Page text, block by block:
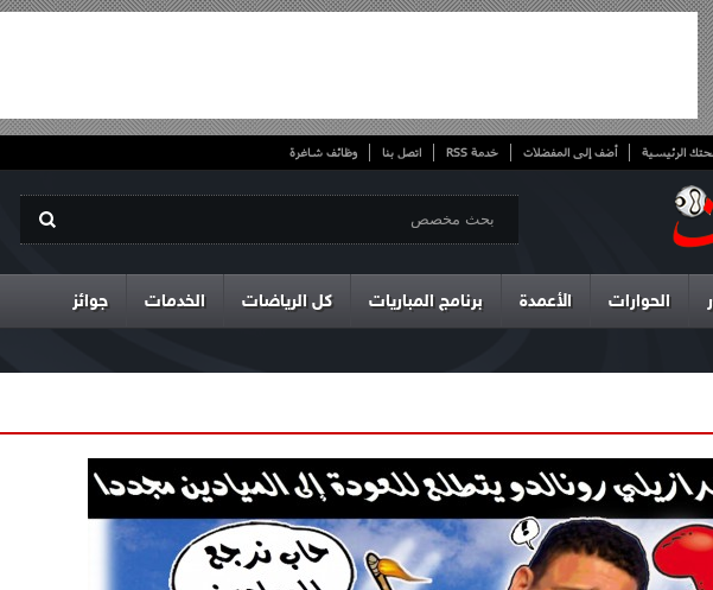
الرئيسية أضف إلى المفضلات خدمة RSS اتصل بنا وظائف شاغرة
الحوارات الأعمدة برنامج المباريات كل الرياضات الخدمات جوائز